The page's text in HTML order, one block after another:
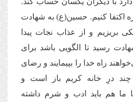
اكتفا كنیم. حسین(ع) به شهادت
بریزیم و از عذاب نجات پیدا
رسید تا الگویی باشد برای
راه خدا را بپیمایند و رضای
درِ خانه كریم باز است و
ما هم باید ادب و شرم داشته